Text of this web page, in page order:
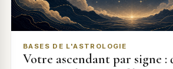
BASES DE L'ASTROLOGIE
Votre ascendant par signe :